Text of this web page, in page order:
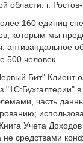
области: г.
160 единиц
которым мы
антивандальное
500 человек.
Бит" Клиент
"1С:Бухгалтерии"
часть
Учета
средствами